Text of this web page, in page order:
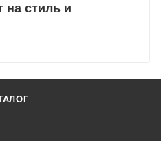
на стиль и